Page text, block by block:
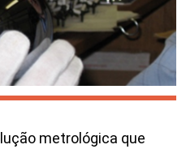
metrológica que